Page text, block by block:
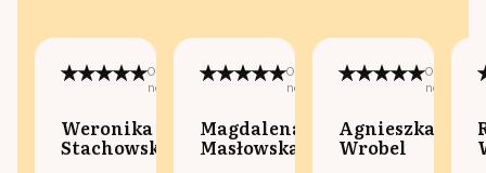
Opublikowano
na:
Weronika
Stachowska
Opublikowano
na:
Magdalena
Masłowska
na:
Agnieszka
Wrobel